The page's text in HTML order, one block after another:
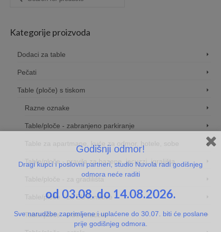
Kategorije proizvoda
Dodaci za table
Pečati
Table (ploče) s tiskom
Razne oznake
Table/ploče - zabranjeno parkiranje
Table za apartmane, kuće za odmor, hotele, sobe
Table/ploče - pravila za bazene, jacuzzi, igrališta
Table/ploče - za gradilišta
Table/ploče - za EU fondove
Table/ploče - video nadzor
Godišnji odmor!
Dragi kupci i poslovni partneri, studio Nuvola radi godišnjeg
odmora neće raditi
od 03.08. do 14.08.2026.
Sve narudžbe zaprimljene i uplaćene do 30.07. biti će poslane
prije godišnjeg odmora.